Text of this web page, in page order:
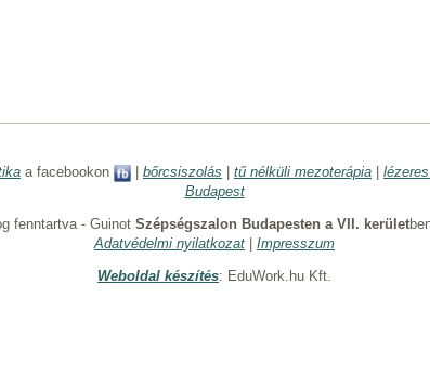
a facebookon bőrcsiszolás tű nélküli mezoterápia
Budapest
fenntartva - Guinot Szépségszalon Budapesten a VII. kerület
Adatvédelmi nyilatkozat
Impresszum
Weboldal készítés: EduWork.hu Kft.